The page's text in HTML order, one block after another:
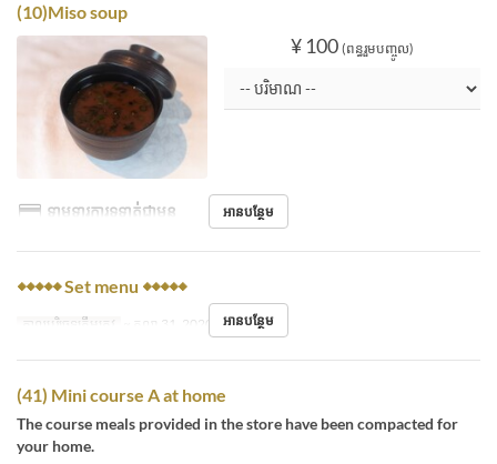
(10)Miso soup
¥ 100 (ពន្ធរួមបញ្ចូល)
ទាមទារការទូទាត់ជាមុន អានបន្ថែម
◆◆◆◆◆ Set menu ◆◆◆◆◆
កាលបរិច្ឆេទត្រឹមត្រូវ ~ តុលា 31, 2020 អានបន្ថែម
(41) Mini course A at home
The course meals provided in the store have been compacted for
your home.